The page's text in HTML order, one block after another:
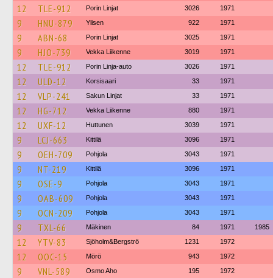
12 TLE-912 Porin Linjat 3026 1971
9 HNU-879 Ylisen 922 1971
9 ABN-68 Porin Linjat 3025 1971
9 HJO-739 Vekka Liikenne 3019 1971
12 TLE-912 Porin Linja-auto 3026 1971
12 ULD-12 Korsisaari 33 1971
12 VLP-241 Sakun Linjat 33 1971
12 HG-712 Vekka Liikenne 880 1971
12 UXF-12 Huttunen 3039 1971
9 LCJ-663 Kittilä 3096 1971
9 OEH-709 Pohjola 3043 1971
9 NT-219 Kittilä 3096 1971
9 OSE-9 Pohjola 3043 1971
9 OAB-609 Pohjola 3043 1971
9 OCN-209 Pohjola 3043 1971
9 TXL-66 Mäkinen 84 1971 1985
12 YTV-83 Sjöholm&Bergströ 1231 1972
12 OOC-15 Mörö 943 1972
9 VNL-589 Osmo Aho 195 1972